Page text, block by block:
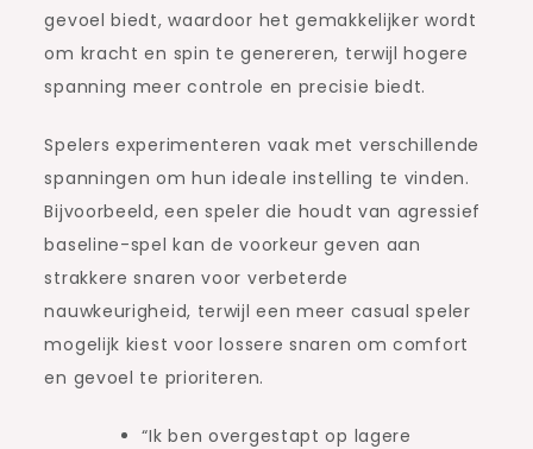
gevoel biedt, waardoor het gemakkelijker wordt
om kracht en spin te genereren, terwijl hogere
spanning meer controle en precisie biedt.
Spelers experimenteren vaak met verschillende
spanningen om hun ideale instelling te vinden.
Bijvoorbeeld, een speler die houdt van agressief
baseline-spel kan de voorkeur geven aan
strakkere snaren voor verbeterde
nauwkeurigheid, terwijl een meer casual speler
mogelijk kiest voor lossere snaren om comfort
en gevoel te prioriteren.
“Ik ben overgestapt op lagere